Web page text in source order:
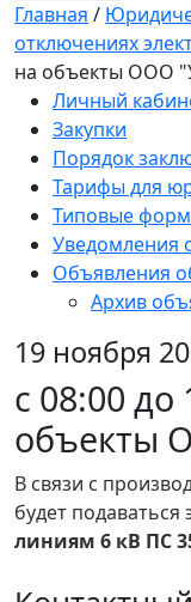
Главная /
отключениях
на объекты ООО
Личный
Закупки
Порядок
Тарифы для
Типовые
Уведомления
Объявления
Архив
19 ноября
c 08:00 до
объекты
В связи с
будет подаваться
линиям 6 кВ ПС